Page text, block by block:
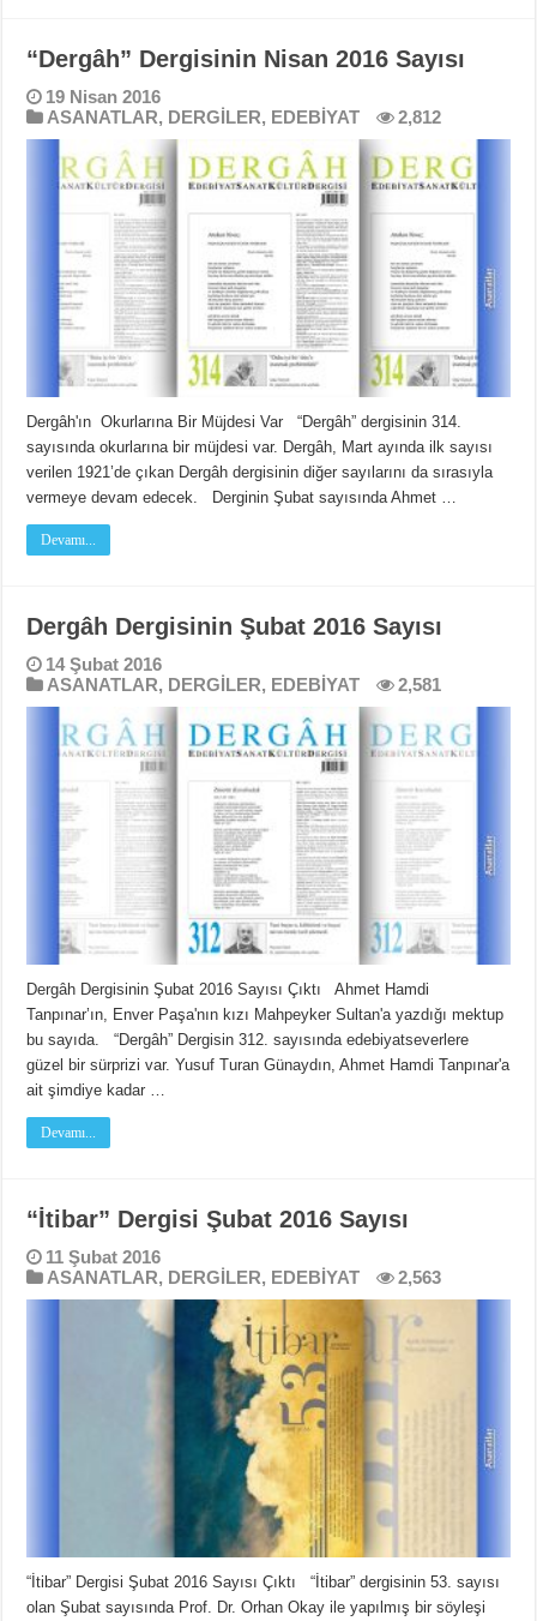
“Dergâh” Dergisinin Nisan 2016 Sayısı
19 Nisan 2016
ASANATLAR, DERGİLER, EDEBİYAT 2,812
Dergâh'ın Okurlarına Bir Müjdesi Var “Dergâh” dergisinin 314.
sayısında okurlarına bir müjdesi var. Dergâh, Mart ayında ilk sayısı
verilen 1921’de çıkan Dergâh dergisinin diğer sayılarını da sırasıyla
vermeye devam edecek. Derginin Şubat sayısında Ahmet …
Devamı...
Dergâh Dergisinin Şubat 2016 Sayısı
14 Şubat 2016
ASANATLAR, DERGİLER, EDEBİYAT 2,581
Dergâh Dergisinin Şubat 2016 Sayısı Çıktı Ahmet Hamdi
Tanpınar’ın, Enver Paşa'nın kızı Mahpeyker Sultan'a yazdığı mektup
bu sayıda. “Dergâh” Dergisin 312. sayısında edebiyatseverlere
güzel bir sürprizi var. Yusuf Turan Günaydın, Ahmet Hamdi Tanpınar'a
ait şimdiye kadar …
Devamı...
“İtibar” Dergisi Şubat 2016 Sayısı
11 Şubat 2016
ASANATLAR, DERGİLER, EDEBİYAT 2,563
“İtibar” Dergisi Şubat 2016 Sayısı Çıktı “İtibar” dergisinin 53. sayısı
olan Şubat sayısında Prof. Dr. Orhan Okay ile yapılmış bir söyleşi